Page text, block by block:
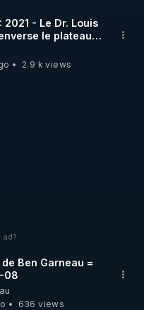
d’un refuge
rassembler,
leurs connaissances
Infection.
médecins viendront
et leur
la maladie.
2021 - Le Dr. Louis
le plateau
!
2.9 k views
ad?
Ben Garneau =
08
636 views